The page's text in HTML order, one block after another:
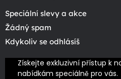
Speciální slevy a akce
Žádný spam
Kdykoliv se odhlásíš
Získejte exkluzivní přístup k
nabídkám speciálně pro vás.